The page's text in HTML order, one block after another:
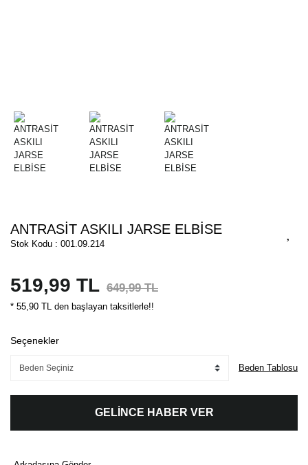
ANTRASİT ASKILI JARSE ELBİSE
Stok Kodu : 001.09.214
519,99 TL 649,99 TL
* 55,90 TL den başlayan taksitlerle!!
Seçenekler
Beden Tablosu
GELİNCE HABER VER